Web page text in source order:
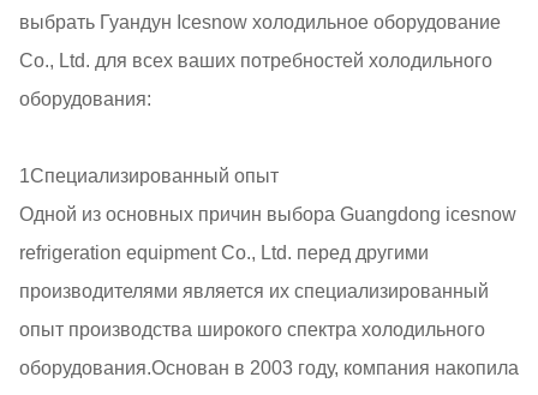
выбрать Гуандун Icesnow холодильное оборудование
Co., Ltd. для всех ваших потребностей холодильного
оборудования:
1Специализированный опыт
Одной из основных причин выбора Guangdong icesnow
refrigeration equipment Co., Ltd. перед другими
производителями является их специализированный
опыт производства широкого спектра холодильного
оборудования.Основан в 2003 году, компания накопила